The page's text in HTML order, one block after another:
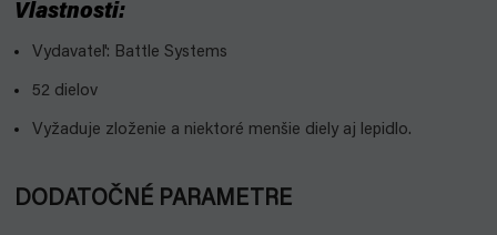
Vlastnosti:
Vydavateľ: Battle Systems
52 dielov
Vyžaduje zloženie a niektoré menšie diely aj lepidlo.
DODATOČNÉ PARAMETRE